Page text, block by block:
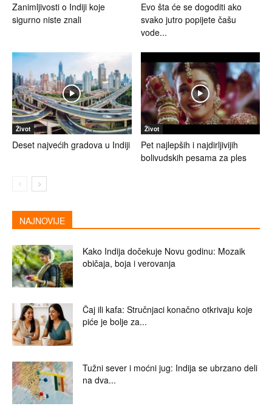
Zanimljivosti o Indiji koje
sigurno niste znali
Evo šta će se dogoditi ako
svako jutro popijete čašu
vode...
Život
Deset najvećih gradova u Indiji
Život
Pet najlepših i najdirljivijih
bolivudskih pesama za ples
NAJNOVIJE
Kako Indija dočekuje Novu godinu: Mozaik
običaja, boja i verovanja
Čaj ili kafa: Stručnjaci konačno otkrivaju koje
piće je bolje za...
Tužni sever i moćni jug: Indija se ubrzano deli
na dva...